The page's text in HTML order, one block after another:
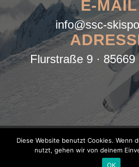
E-MAIL
info@ssc-
Flurstraße 9 ·
DATENSCHUTZ
Diese Website benutzt Cookies. Wenn
nutzt, gehen wir von deinem
OK